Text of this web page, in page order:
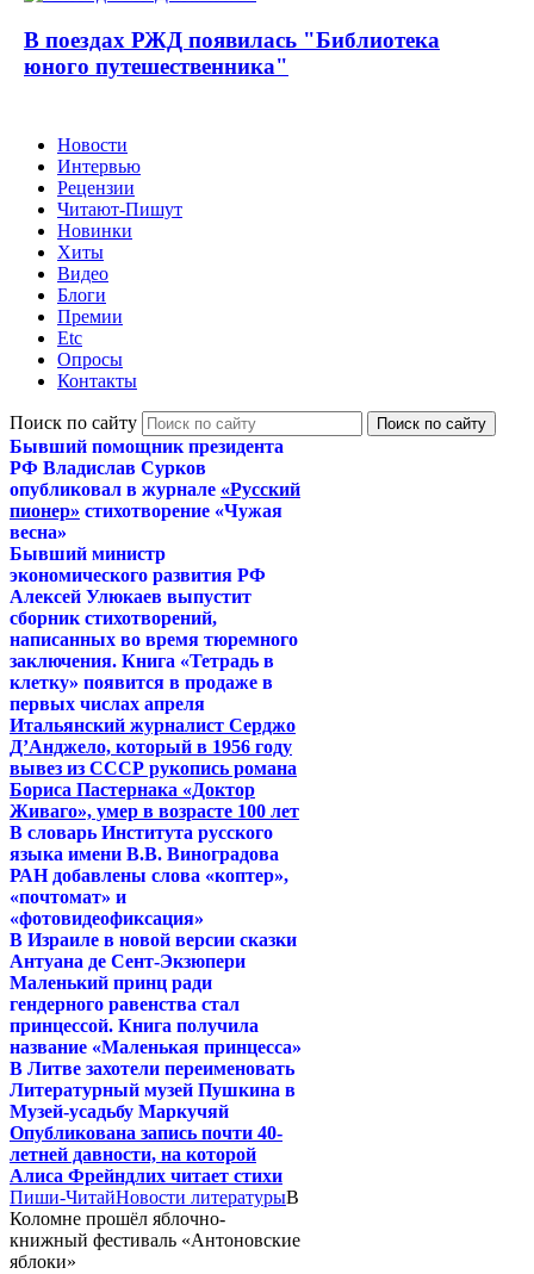
В поездах РЖД появилась "Библиотека
юного путешественника"
Новости
Интервью
Рецензии
Читают-Пишут
Новинки
Хиты
Видео
Блоги
Премии
Etc
Опросы
Контакты
Поиск по сайту
Бывший помощник президента
РФ Владислав Сурков
опубликовал в журнале «Русский
пионер» стихотворение «Чужая
весна»
Бывший министр
экономического развития РФ
Алексей Улюкаев выпустит
сборник стихотворений,
написанных во время тюремного
заключения. Книга «Тетрадь в
клетку» появится в продаже в
первых числах апреля
Итальянский журналист Серджо
Д’Анджело, который в 1956 году
вывез из СССР рукопись романа
Бориса Пастернака «Доктор
Живаго», умер в возрасте 100 лет
В словарь Института русского
языка имени В.В. Виноградова
РАН добавлены слова «коптер»,
«почтомат» и
«фотовидеофиксация»
В Израиле в новой версии сказки
Антуана де Сент-Экзюпери
Маленький принц ради
гендерного равенства стал
принцессой. Книга получила
название «Маленькая принцесса»
В Литве захотели переименовать
Литературный музей Пушкина в
Музей-усадьбу Маркучяй
Опубликована запись почти 40-
летней давности, на которой
Алиса Фрейндлих читает стихи
Пиши-ЧитайНовости литературыВ
Коломне прошёл яблочно-
книжный фестиваль «Антоновские
яблоки»